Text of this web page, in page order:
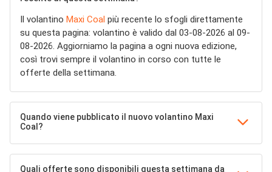
Il volantino Maxi Coal più recente lo sfogli direttamente
su questa pagina: volantino è valido dal 03-08-2026 al 09-
08-2026. Aggiorniamo la pagina a ogni nuova edizione,
così trovi sempre il volantino in corso con tutte le
offerte della settimana.
Quando viene pubblicato il nuovo volantino Maxi
Coal?
Quali offerte sono disponibili questa settimana da